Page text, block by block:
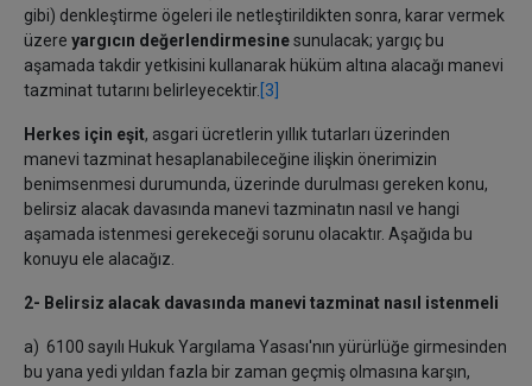
gibi) denkleştirme ögeleri ile netleştirildikten sonra, karar vermek
üzere yargıcın değerlendirmesinesunulacak; yargıç bu
aşamada takdir yetkisini kullanarak hüküm altına alacağı manevi
tazminat tutarını belirleyecektir. [3]
Herkes için eşit, asgari ücretlerin yıllık tutarları üzerinden
manevi tazminat hesaplanabileceğine ilişkin önerimizin
benimsenmesi durumunda, üzerinde durulması gereken konu,
belirsiz alacak davasında manevi tazminatın nasıl ve hangi
aşamada istenmesi gerekeceği sorunu olacaktır. Aşağıda bu
konuyu ele alacağız.
2- Belirsiz alacak davasında manevi tazminat nasıl istenmeli
a) 6100 sayılı Hukuk Yargılama Yasası'nın yürürlüğe girmesinden
bu yana yedi yıldan fazla bir zaman geçmiş olmasına karşın,